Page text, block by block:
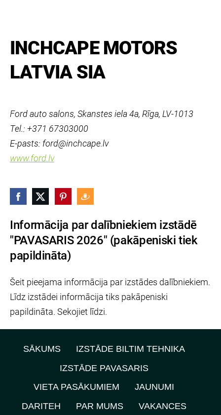
Informācija par dalībniekiem izstādē
"PAVASARIS 2026" (pakāpeniski tiek
papildināta)
Šeit pieejama informācija par izstādes dalībniekiem.
Līdz izstādei informācija tiks pakāpeniski
papildināta. Sekojiet līdzi.
INCHCAPE MOTORS
LATVIA SIA
Ford auto salons, Skanstes iela 4a, Rīga, LV-1013
Tel.: +371 67303000
E-pasts: ford@inchcape.lv
www.ford.lv
SĀKUMS
IZSTĀDE BILTIM TEHNIKA
IZSTĀDE PAVASARIS
VIETA PASĀKUMIEM
JAUNUMI
DARITEH
PAR MUMS VAKANCES